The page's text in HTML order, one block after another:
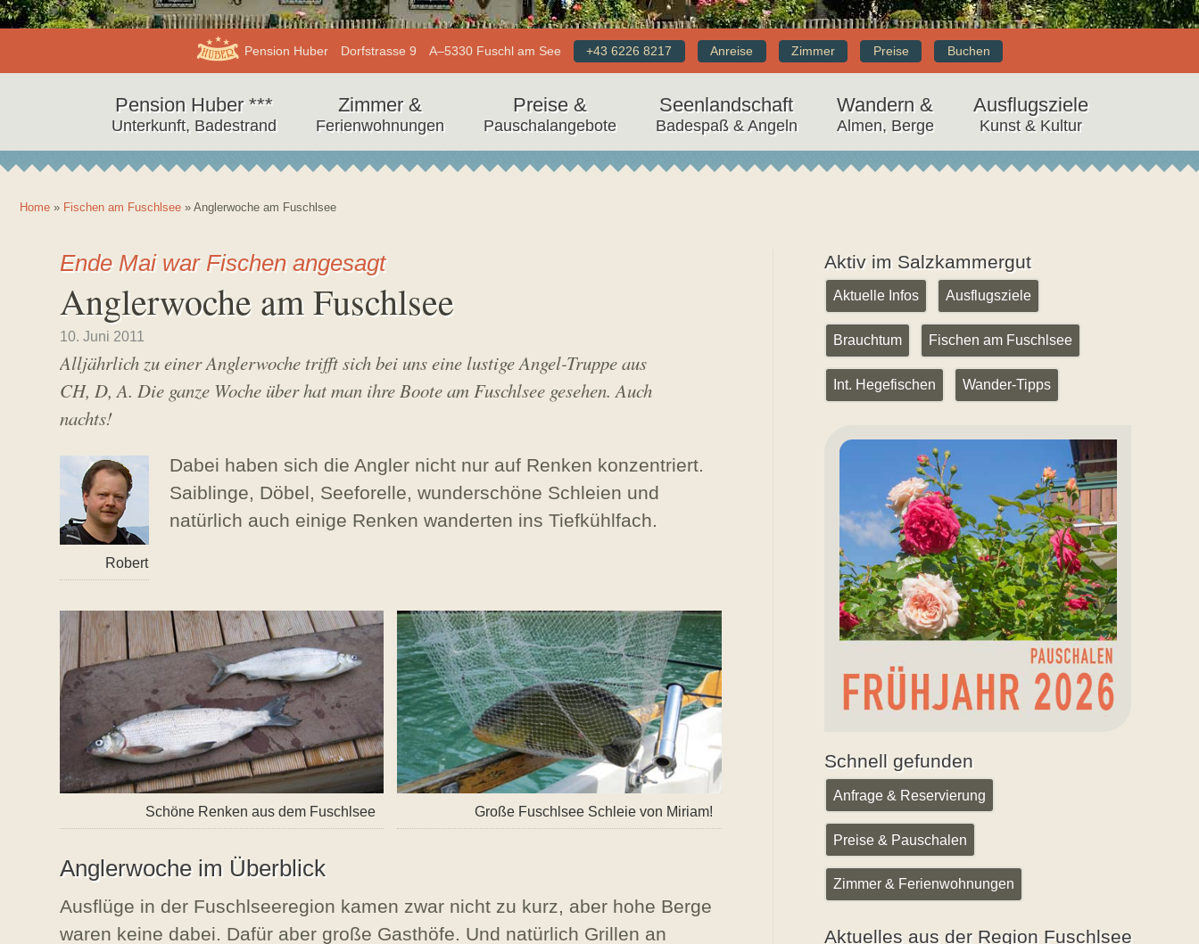
Pension
Anschrift,
Pension Huber Dorfstrasse 9 A–5330 Fuschl am See +43 6226 8217 Anreise Zimmer Preise Buchen
am
See
Salzkammergut
Navigation
Pension
Huber
Pension Huber ***
Unterkunft, Badestrand
Zimmer &
Ferienwohnungen
Preise &
Pauschalangebote
Seenlandschaft
Badespaß & Angeln
Wandern &
Almen, Berge
Ausflugsziele
Kunst & Kultur
Home » Fischen am Fuschlsee » Anglerwoche am Fuschlsee
Ende Mai war Fischen angesagt
Anglerwoche am Fuschlsee
U
d
t
:
0
v
e
0
1
3
R
b
r
H
b
10. Juni 2011
Alljährlich zu einer Anglerwoche trifft sich bei uns eine lustige Angel-Truppe aus
CH, D, A. Die ganze Woche über hat man ihre Boote am Fuschlsee gesehen. Auch
nachts!
Robert
Dabei haben sich die Angler nicht nur auf Renken konzentriert.
Saiblinge, Döbel, Seeforelle, wunderschöne Schleien und
natürlich auch einige Renken wanderten ins Tiefkühlfach.
Schöne Renken aus dem Fuschlsee Große Fuschlsee Schleie von Miriam!
Anglerwoche im Überblick
Ausflüge in der Fuschlseeregion kamen zwar nicht zu kurz, aber hohe Berge
waren keine dabei. Dafür aber große Gasthöfe. Und natürlich Grillen an
Aktiv im Salzkammergut
Aktuelle Infos Ausflugsziele
Brauchtum Fischen am Fuschlsee
Int. Hegefischen Wander-Tipps
Aktuelles
Schnell gefunden
Anfrage & Reservierung
Preise & Pauschalen
Zimmer & Ferienwohnungen
Aktuelles aus der Region Fuschlsee